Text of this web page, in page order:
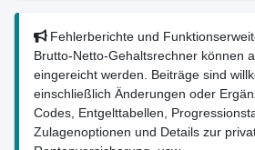
Fehlerberichte und
Brutto-Netto-Gehaltsrechner können
eingereicht werden. Beiträge sind
einschließlich Änderungen oder
Codes, Entgelttabellen,
Zulagenoptionen und Details zur